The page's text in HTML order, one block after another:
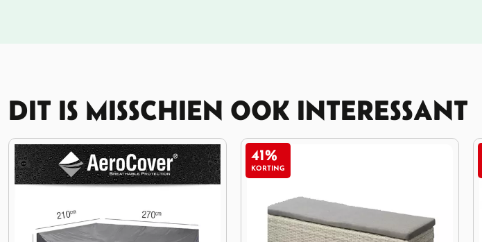
DIT IS MISSCHIEN OOK INTERESSANT
41%
KORTING
25%
KORTING